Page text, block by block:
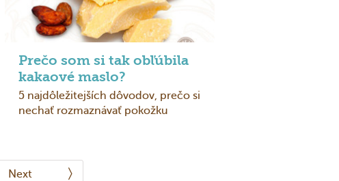
Prečo som si tak obľúbila
kakaové maslo?
5 najdôležitejších dôvodov, prečo si
nechať rozmaznávať pokožku
Next